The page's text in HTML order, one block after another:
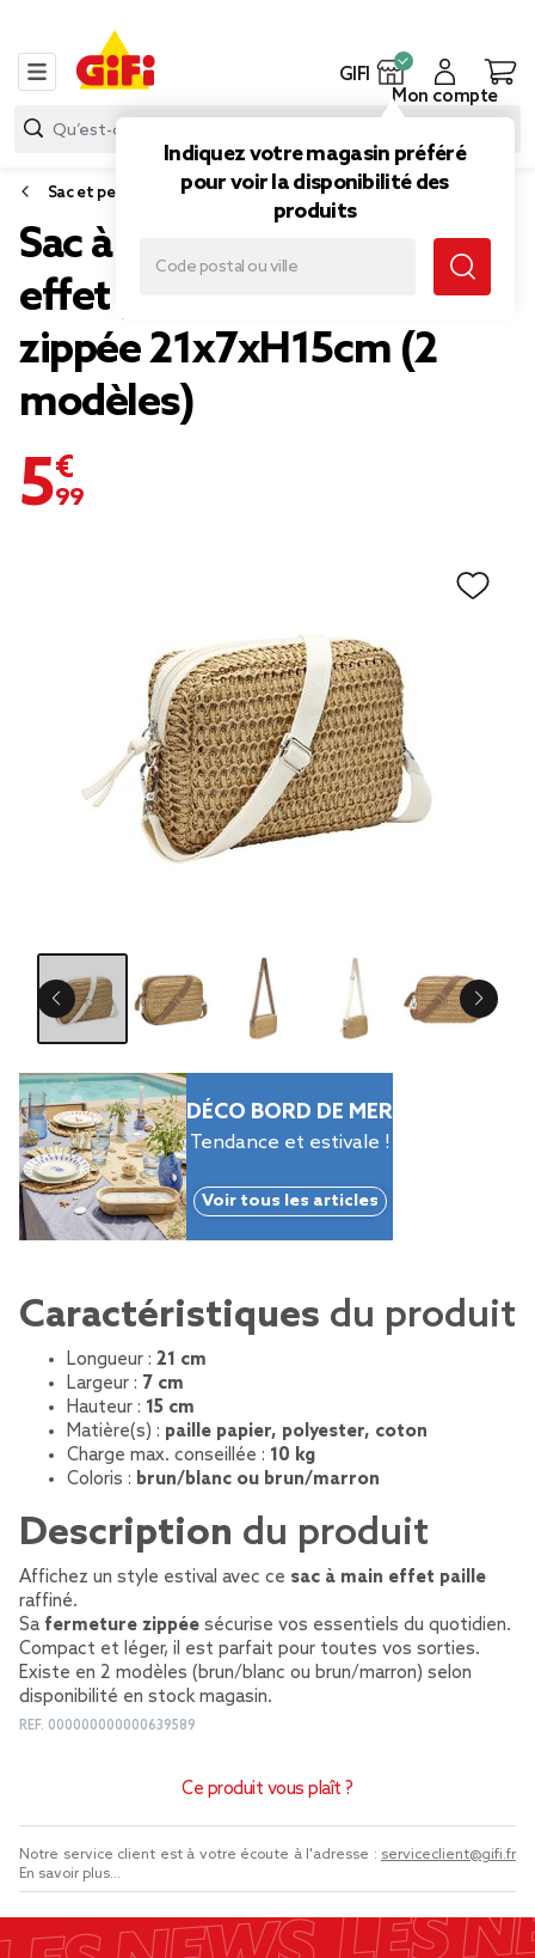
GIFI
Indiquez votre magasin préféré
pour voir la disponibilité des
produits
Mon compte
Sac et petite maroquinerie
Sac à main bandoulière
effet paille fermeture
zippée 21x7xH15cm (2
modèles)
5,99 €
DÉCO BORD DE MER
Tendance et estivale !
Voir tous les articles
Caractéristiques du produit
Longueur : 21 cm
Largeur : 7 cm
Hauteur : 15 cm
Matière(s) : paille papier, polyester, coton
Charge max. conseillée : 10 kg
Coloris : brun/blanc ou brun/marron
Description du produit
Affichez un style estival avec ce sac à main effet paille
raffiné.
Sa fermeture zippée sécurise vos essentiels du quotidien.
Compact et léger, il est parfait pour toutes vos sorties.
Existe en 2 modèles (brun/blanc ou brun/marron) selon
disponibilité en stock magasin.
REF. 000000000000639589
Ce produit vous plaît ?
Notre service client est à votre écoute à l'adresse : serviceclient@gifi.fr
En savoir plus...